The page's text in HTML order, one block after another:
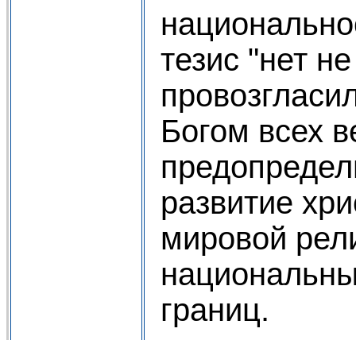
тезис "нет
Богом всех
развитие
мировой
границ.